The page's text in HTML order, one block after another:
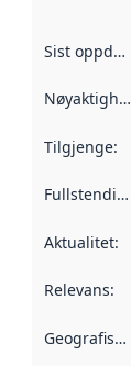
Sist oppdatert
Nøyaktigheit
Tilgjenge:
Fullstendigheit
Aktualitet:
Relevans:
Geografisk område